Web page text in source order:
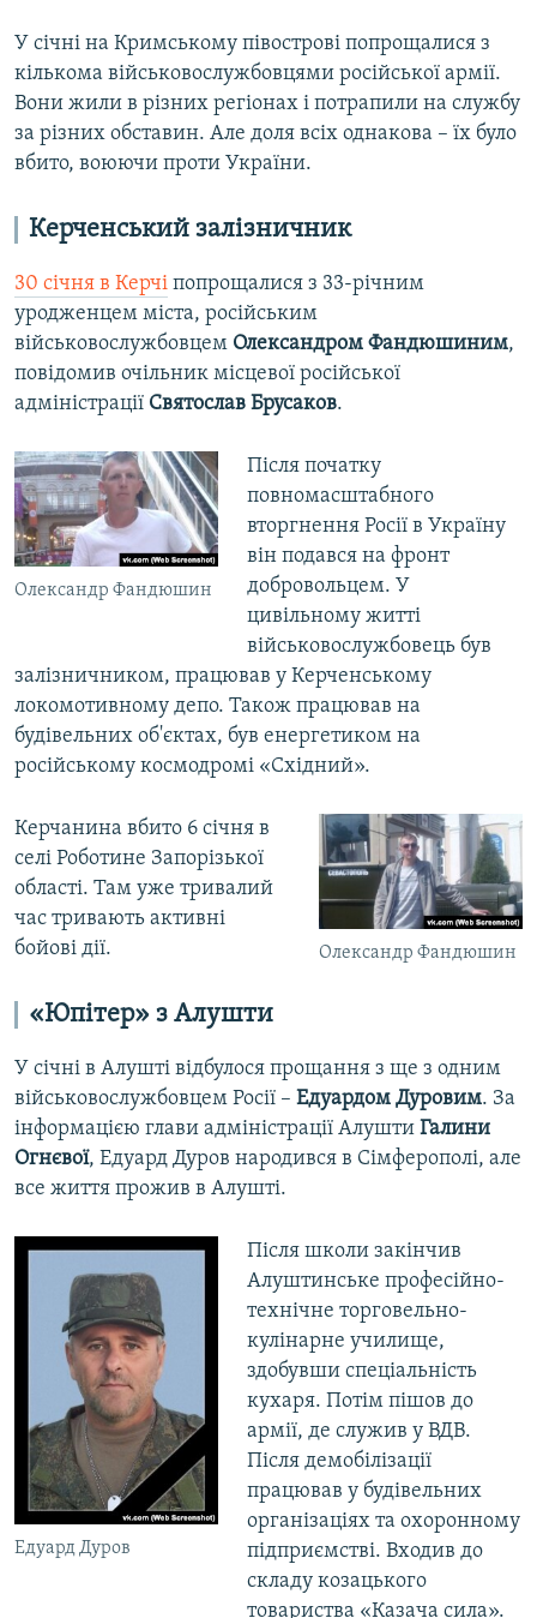
У січні на Кримському півострові попрощалися з
кількома військовослужбовцями російської армії.
Вони жили в різних регіонах і потрапили на службу
за різних обставин. Але доля всіх однакова – їх було
вбито, воюючи проти України.
Керченський залізничник
30 січня в Керчі попрощалися з 33-річним
уродженцем міста, російським
військовослужбовцем Олександром Фандюшиним,
повідомив очільник місцевої російської
адміністрації Святослав Брусаков.
Олександр Фандюшин
Після початку
повномасштабного
вторгнення Росії в Україну
він подався на фронт
добровольцем. У
цивільному житті
військовослужбовець був
залізничником, працював у Керченському
локомотивному депо. Також працював на
будівельних об'єктах, був енергетиком на
російському космодромі «Східний».
Олександр Фандюшин
Керчанина вбито 6 січня в
селі Роботине Запорізької
області. Там уже тривалий
час тривають активні
бойові дії.
«Юпітер» з Алушти
У січні в Алушті відбулося прощання з ще з одним
військовослужбовцем Росії – Едуардом Дуровим. За
інформацією глави адміністрації Алушти Галини
Огнєвої, Едуард Дуров народився в Сімферополі, але
все життя прожив в Алушті.
Едуард Дуров
Після школи закінчив
Алуштинське професійно-
технічне торговельно-
кулінарне училище,
здобувши спеціальність
кухаря. Потім пішов до
армії, де служив у ВДВ.
Після демобілізації
працював у будівельних
організаціях та охоронному
підприємстві. Входив до
складу козацького
товариства «Казача сила».